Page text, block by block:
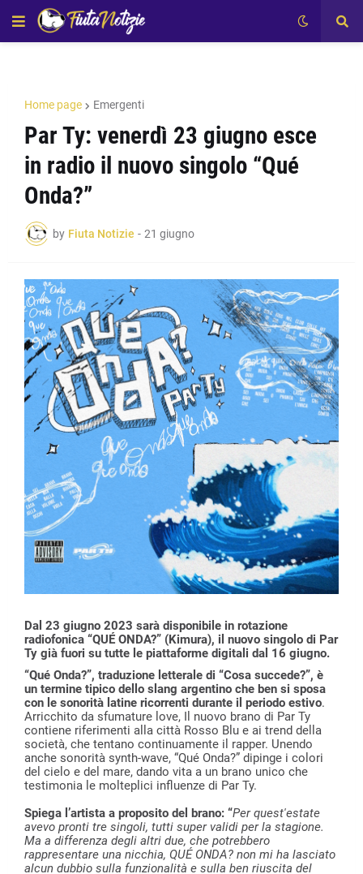
Home page Emergenti
Par Ty: venerdì 23 giugno esce
in radio il nuovo singolo “Qué
Onda?”
by Fiuta Notizie - 21 giugno
Dal 23 giugno 2023 sarà disponibile in rotazione
radiofonica “QUÉ ONDA?” (Kimura), il nuovo singolo di Par
Ty già fuori su tutte le piattaforme digitali dal 16 giugno.
“Qué Onda?”, traduzione letterale di “Cosa succede?”, è
un termine tipico dello slang argentino che ben si sposa
con le sonorità latine ricorrenti durante il periodo estivo.
Arricchito da sfumature love, Il nuovo brano di Par Ty
contiene riferimenti alla città Rosso Blu e ai trend della
società, che tentano continuamente il rapper. Unendo
anche sonorità synth-wave, “Qué Onda?” dipinge i colori
del cielo e del mare, dando vita a un brano unico che
testimonia le molteplici influenze di Par Ty.
Spiega l’artista a proposito del brano: “Per quest'estate
avevo pronti tre singoli, tutti super validi per la stagione.
Ma a differenza degli altri due, che potrebbero
rappresentare una nicchia, QUÉ ONDA? non mi ha lasciato
alcun dubbio sulla funzionalità e sulla ben riuscita del